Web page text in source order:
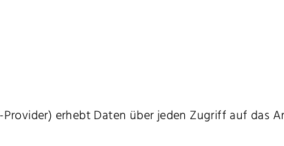
erhebt Daten über jeden Zugriff auf das